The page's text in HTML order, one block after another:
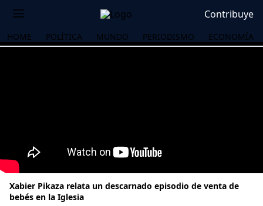
Contribuye
HOME POLÍTICA MUNDO PERIODISMO ECONOMÍA
Xabier Pikaza relata un descarnado episodio de venta de
bebés en la Iglesia